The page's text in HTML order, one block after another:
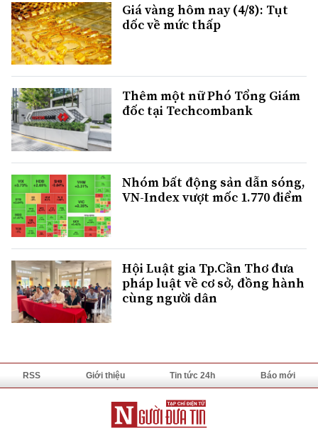
Giá vàng hôm nay (4/8): Tụt
dốc về mức thấp
Thêm một nữ Phó Tổng Giám
đốc tại Techcombank
Nhóm bất động sản dẫn sóng,
VN-Index vượt mốc 1.770 điểm
Hội Luật gia Tp.Cần Thơ đưa
pháp luật về cơ sở, đồng hành
cùng người dân
RSS Giới thiệu Tin tức 24h Báo mới